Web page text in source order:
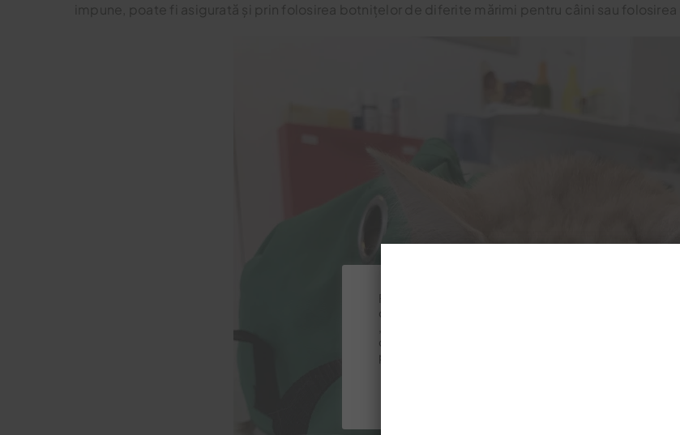
impune, poate fi asigurată și prin folosirea botnițelor de diferite mărimi pentru câini sau
Folosim cookie-uri pe site-ul nostru web pentru a vă
cea mai relevantă experiență de navigare. Apasati
cookie-urilor sau apasati "Cookie settings" pentru a
personaliza setarile cookie-urilor.